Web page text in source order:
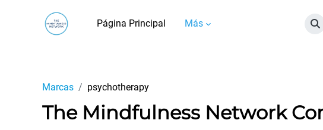
Página Principal
Más
Marcas psychotherapy
The Mindfulness Network